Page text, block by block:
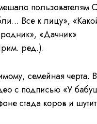
пользователям
Все к лицу»,
«Дачник»
ред.).
семейная черта.
с подписью «У
стада коров и